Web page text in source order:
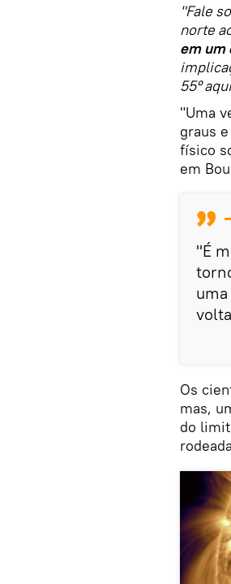
"Fale
norte
em um
55º
"Uma
graus
físico
em
"É
Os
mas,
do